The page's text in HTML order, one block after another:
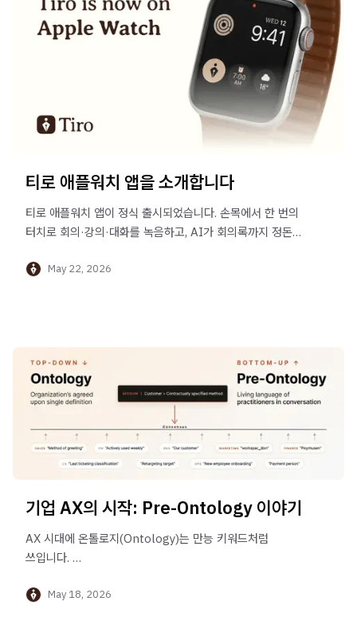
티로 애플워치 앱을 소개합니다
티로 애플워치 앱이 정식 출시되었습니다. 손목에서 한 번의
터치로 회의·강의·대화를 녹음하고, AI가 회의록까지 정돈해
May 22, 2026
기업 AX의 시작: Pre-Ontology 이야기
AX 시대에 온톨로지(Ontology)는 만능 키워드처럼
쓰입니다.
Ontology라는 새로운 레이어입니다.
May 18, 2026